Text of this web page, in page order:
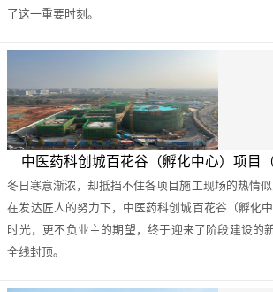
了这一重要时刻。
中医药科创城百花谷（孵化中心）项目
冬日寒意渐浓，却抵挡不住各项目施工现场的热情似
在发达匠人的努力下，中医药科创城百花谷（孵化
时光，更不负业主的期望，终于迎来了阶段建设的
全线封顶。